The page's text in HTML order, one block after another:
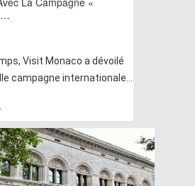
Visit Monaco a dévoilé
campagne internationale...